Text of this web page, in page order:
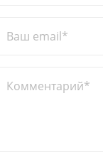
Ваш email*
Комментарий*